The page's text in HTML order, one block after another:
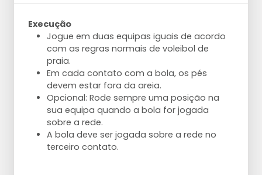
levantador, e o levantador torna-se
servidor.
Execução
Jogue em duas equipas iguais de acordo
com as regras normais de voleibol de
praia.
Em cada contato com a bola, os pés
devem estar fora da areia.
Opcional: Rode sempre uma posição na
sua equipa quando a bola for jogada
sobre a rede.
A bola deve ser jogada sobre a rede no
terceiro contato.